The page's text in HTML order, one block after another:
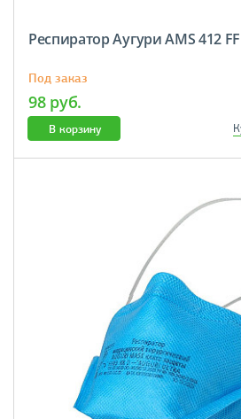
Респиратор Аугури AMS 412
Под заказ
98 руб.
В корзину